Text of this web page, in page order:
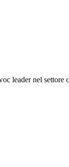
leader nel settore